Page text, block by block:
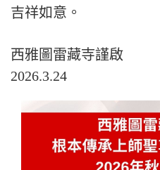
吉祥如意。
西雅圖雷藏寺謹啟
2026.3.24